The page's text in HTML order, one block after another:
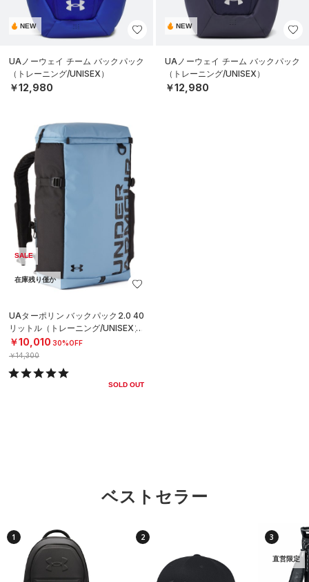
NEW
UAノーウェイ チーム バックパック
（トレーニング/UNISEX）
￥12,980
NEW
UAノーウェイ チーム バックパック
（トレーニング/UNISEX）
￥12,980
SALE
在庫残り僅か
UAターポリン バックパック2.0 40
リットル（トレーニング/UNISEX）
￥10,010 30%OFF
￥14,300
SOLD OUT
ベストセラー
1 2 3
直営限定